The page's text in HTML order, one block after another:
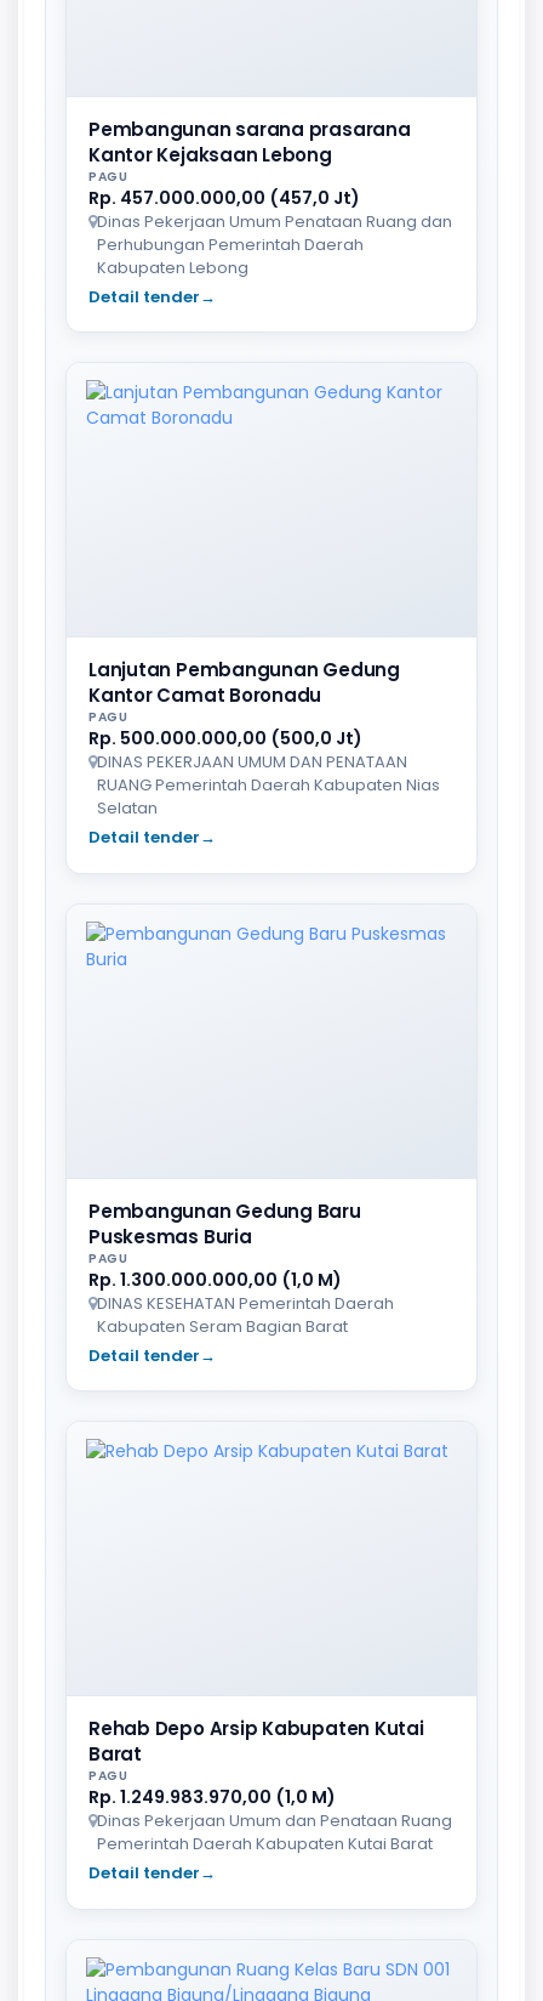
Pembangunan sarana prasarana
Kantor Kejaksaan Lebong
PAGU
Rp. 457.000.000,00 (457,0 Jt)
Dinas Pekerjaan Umum Penataan Ruang dan
Perhubungan Pemerintah Daerah
Kabupaten Lebong
Detail tender→
Lanjutan Pembangunan Gedung
Kantor Camat Boronadu
PAGU
Rp. 500.000.000,00 (500,0 Jt)
DINAS PEKERJAAN UMUM DAN PENATAAN
RUANG Pemerintah Daerah Kabupaten Nias
Selatan
Detail tender→
Pembangunan Gedung Baru
Puskesmas Buria
PAGU
Rp. 1.300.000.000,00 (1,0 M)
DINAS KESEHATAN Pemerintah Daerah
Kabupaten Seram Bagian Barat
Detail tender→
Rehab Depo Arsip Kabupaten Kutai
Barat
PAGU
Rp. 1.249.983.970,00 (1,0 M)
Dinas Pekerjaan Umum dan Penataan Ruang
Pemerintah Daerah Kabupaten Kutai Barat
Detail tender→